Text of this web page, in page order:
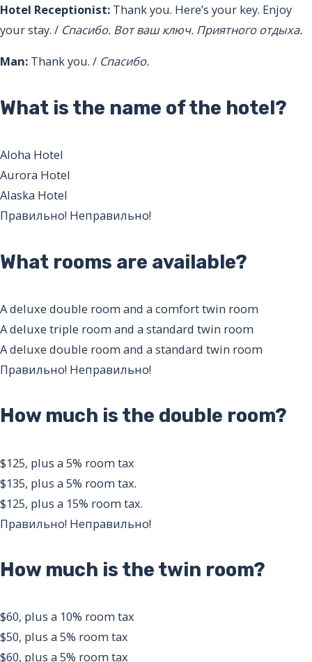
Hotel Receptionist: Thank you. Here’s your key. Enjoy
your stay. / Спасибо. Вот ваш ключ. Приятного отдыха.
Man: Thank you. / Спасибо.
What is the name of the hotel?
Aloha Hotel
Aurora Hotel
Alaska Hotel
Правильно! Неправильно!
What rooms are available?
A deluxe double room and a comfort twin room
A deluxe triple room and a standard twin room
A deluxe double room and a standard twin room
Правильно! Неправильно!
How much is the double room?
$125, plus a 5% room tax
$135, plus a 5% room tax.
$125, plus a 15% room tax.
Правильно! Неправильно!
How much is the twin room?
$60, plus a 10% room tax
$50, plus a 5% room tax
$60, plus a 5% room tax